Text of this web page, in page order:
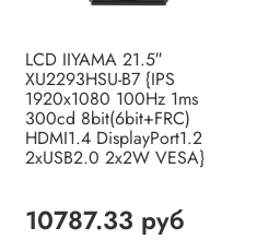
LCD IIYAMA 21.5″
XU2293HSU-B7 {IPS
1920x1080 100Hz 1ms
300cd 8bit(6bit+FRC)
HDMI1.4 DisplayPort1.2
2xUSB2.0 2x2W VESA}
10787.33 руб